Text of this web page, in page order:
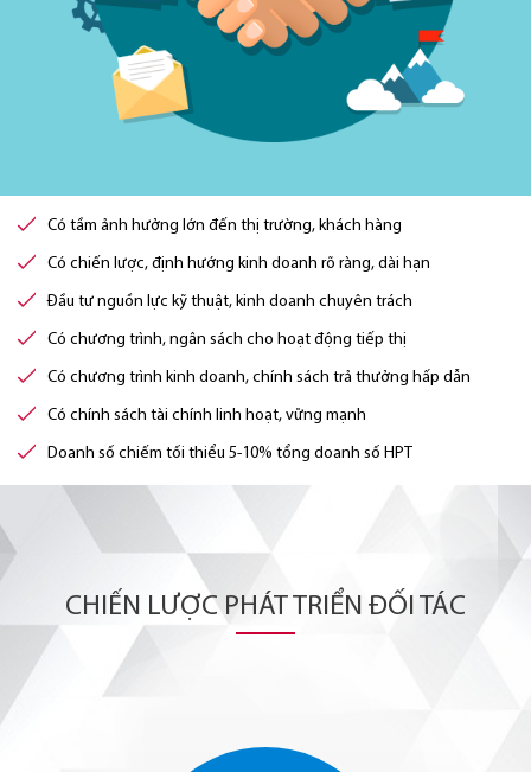
Có tầm ảnh hưởng lớn đến thị trường, khách hàng
Có chiến lược, định hướng kinh doanh rõ ràng, dài hạn
Đầu tư nguồn lực kỹ thuật, kinh doanh chuyên trách
Có chương trình, ngân sách cho hoạt động tiếp thị
Có chương trình kinh doanh, chính sách trả thưởng hấp dẫn
Có chính sách tài chính linh hoạt, vững mạnh
Doanh số chiếm tối thiểu 5-10% tổng doanh số HPT
CHIẾN LƯỢC PHÁT TRIỂN ĐỐI TÁC